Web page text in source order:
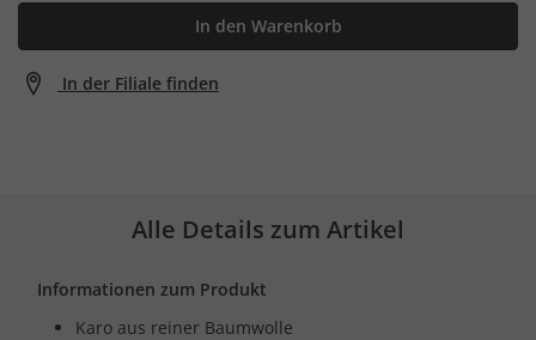
In den Warenkorb
In der Filiale finden
Alle Details zum Artikel
Informationen zum Produkt
Karo aus reiner Baumwolle